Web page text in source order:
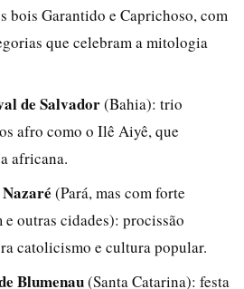
bois Garantido e Caprichoso, com
que celebram a mitologia
de Salvador(Bahia): trio
afro como o Ilê Aiyê, que
africana.
(Pará, mas com forte
e outras cidades): procissão
catolicismo e cultura popular.
Blumenau(Santa Catarina): festa